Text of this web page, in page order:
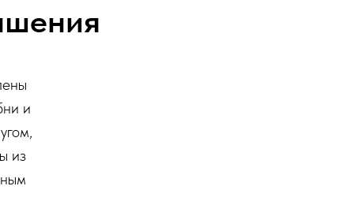
и
из